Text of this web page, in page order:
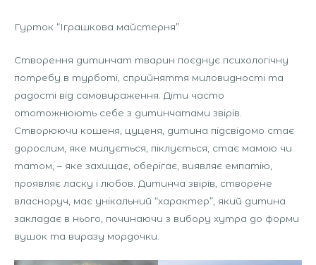
Гурток “Іграшкова майстерня”
Створення дитинчат тварин поєднує психологічну
потребу в турботі, сприйняття миловидності та
радості від самовираження. Діти часто
ототожнюють себе з дитинчатами звірів.
Створюючи кошеня, цуценя, дитина підсвідомо стає
дорослим, яке милується, піклується, стає мамою чи
татом, – яке захищає, оберігає, виявляє емпатію,
проявляє ласку і любов. Дитинча звірів, створене
власноруч, має унікальний “характер”, який дитина
закладає в нього, починаючи з вибору хутра до форми
вушок та виразу мордочки.